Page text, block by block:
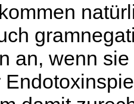
an, wenn